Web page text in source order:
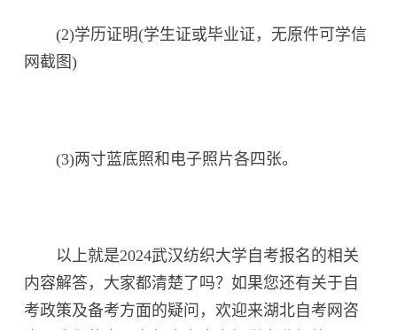
(2)学历证明(学生证或毕业证，无原件可学信
网截图)
(3)两寸蓝底照和电子照片各四张。
以上就是2024武汉纺织大学自考报名的相关
内容解答，大家都清楚了吗？如果您还有关于自
考政策及备考方面的疑问，欢迎来湖北自考网咨